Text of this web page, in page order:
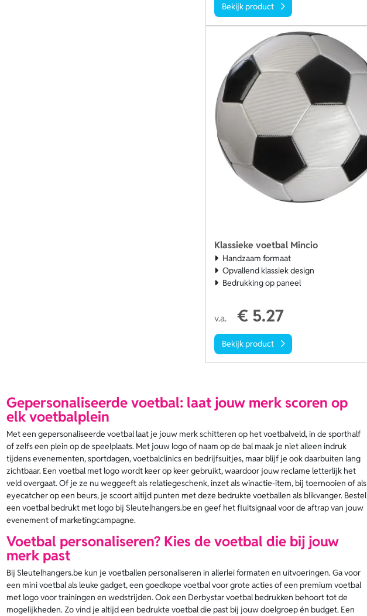
Bekijk product
Klassieke voetbal Mincio
Handzaam formaat
Opvallend klassiek design
Bedrukking op paneel
v.a. € 5.27
Bekijk product
Gepersonaliseerde voetbal: laat jouw merk scoren op
elk voetbalplein
Met een gepersonaliseerde voetbal laat je jouw merk schitteren op het voetbalveld, in de sporthalf
of zelfs een plein op de speelplaats. Met jouw logo of naam op de bal maak je niet alleen indruk
tijdens evenementen, sportdagen, voetbalclinics en bedrijfsuitjes, maar blijf je ook daarbuiten lang
zichtbaar. Een voetbal met logo wordt keer op keer gebruikt, waardoor jouw reclame letterlijk het
veld overgaat. Of je ze nu weggeeft als relatiegeschenk, inzet als winactie-item, bij toernooien of als
eyecatcher op een beurs, je scoort altijd punten met deze bedrukte voetballen als blikvanger. Bestel
een voetbal bedrukt met logo bij Sleutelhangers.be en geef het fluitsignaal voor de aftrap van jouw
evenement of marketingcampagne.
Voetbal personaliseren? Kies de voetbal die bij jouw
merk past
Bij Sleutelhangers.be kun je voetballen personaliseren in allerlei formaten en uitvoeringen. Ga voor
een mini voetbal als leuke gadget, een goedkope voetbal voor grote acties of een premium voetbal
met logo voor trainingen en wedstrijden. Ook een Derbystar voetbal bedrukken behoort tot de
mogelijkheden. Zo vind je altijd een bedrukte voetbal die past bij jouw doelgroep én budget. Een